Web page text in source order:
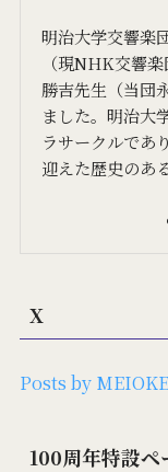
明治大学交響楽
（現NHK交響
勝吉先生（当団
ました。明治大
ラサークルであ
迎えた歴史のあ
X
Posts by MEIOKE
100周年特設ペ